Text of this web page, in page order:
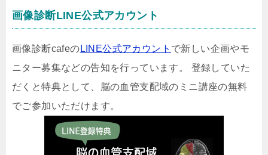
画像診断LINE公式アカウント
画像診断cafeの LINE公式アカウント で新しい企画やモ
ニター募集などの告知を行っています。 登録していた
だくと特典として、脳の血管支配域のミニ講座の無料
でご参加いただけます。